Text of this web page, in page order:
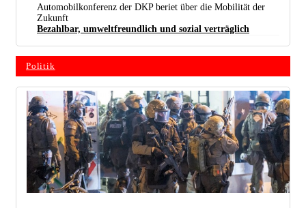
Viel Sachkunde War Auf Dem Podium Vertreten: Winfried Wolf, Achim Bigus, Anne Rieger Und
Uwe Fritsch (von Links Nach Rechts) (foto: Dkp Braunschweig)
Automobilkonferenz der DKP beriet über die Mobilität der
Zukunft
Bezahlbar, umweltfreundlich und sozial verträglich
Politik